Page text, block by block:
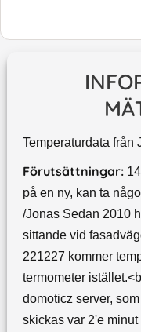
Temperaturdata från
Förutsättningar:
på en ny, kan ta
/Jonas Sedan 2010
sittande vid
221227 kommer
termometer
domoticz server,
skickas var 2'e